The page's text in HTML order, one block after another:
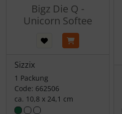
Bigz Die Q -
Unicorn Softee
Sizzix
1 Packung
Code: 662506
ca. 10,8 x 24,1 cm